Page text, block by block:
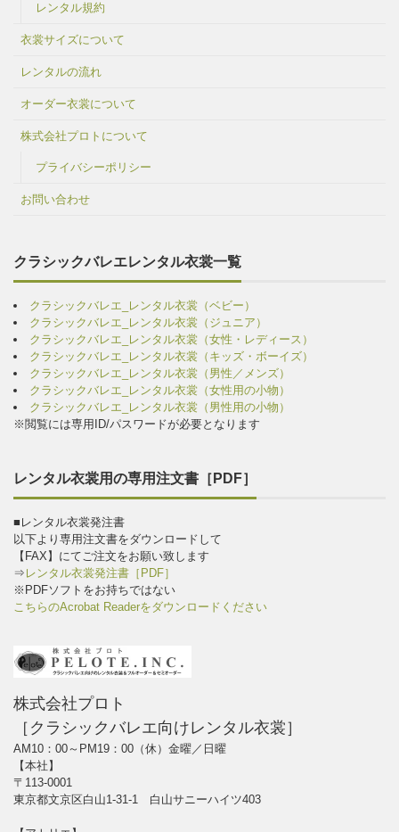
レンタル規約
衣裳サイズについて
レンタルの流れ
オーダー衣裳について
株式会社プロトについて
プライバシーポリシー
お問い合わせ
クラシックバレエレンタル衣裳一覧
クラシックバレエ_レンタル衣裳（ベビー）
クラシックバレエ_レンタル衣裳（ジュニア）
クラシックバレエ_レンタル衣裳（女性・レディース）
クラシックバレエ_レンタル衣裳（キッズ・ボーイズ）
クラシックバレエ_レンタル衣裳（男性／メンズ）
クラシックバレエ_レンタル衣裳（女性用の小物）
クラシックバレエ_レンタル衣裳（男性用の小物）
※閲覧には専用ID/パスワードが必要となります
レンタル衣裳用の専用注文書［PDF］
■レンタル衣裳発注書
以下より専用注文書をダウンロードして
【FAX】にてご注文をお願い致します
⇒ レンタル衣裳発注書［PDF］
※PDFソフトをお持ちではない
こちらのAcrobat Readerをダウンロードください
株式会社プロト
［クラシックバレエ向けレンタル衣裳］
AM10：00～PM19：00（休）金曜／日曜
【本社】
〒113-0001
東京都文京区白山1-31-1 白山サニーハイツ403